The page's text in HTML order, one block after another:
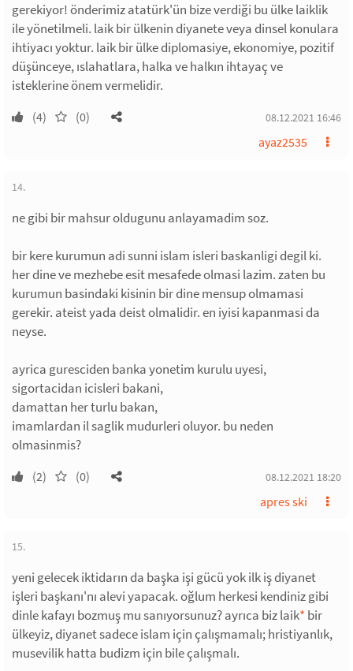
gerekiyor! önderimiz atatürk'ün bize verdiği bu ülke laiklik
ile yönetilmeli. laik bir ülkenin diyanete veya dinsel konulara
ihtiyacı yoktur. laik bir ülke diplomasiye, ekonomiye, pozitif
düşünceye, ıslahatlara, halka ve halkın ihtayaç ve
isteklerine önem vermelidir.
(4) (0) 08.12.2021 16:46
ayaz2535
14.
ne gibi bir mahsur oldugunu anlayamadim soz.
bir kere kurumun adi sunni islam isleri baskanligi degil ki.
her dine ve mezhebe esit mesafede olmasi lazim. zaten bu
kurumun basindaki kisinin bir dine mensup olmamasi
gerekir. ateist yada deist olmalidir. en iyisi kapanmasi da
neyse.
ayrica guresciden banka yonetim kurulu uyesi,
sigortacidan icisleri bakani,
damattan her turlu bakan,
imamlardan il saglik mudurleri oluyor. bu neden
olmasinmis?
(2) (0) 08.12.2021 18:20
apres ski
15.
yeni gelecek iktidarın da başka işi gücü yok ilk iş diyanet
işleri başkanı'nı alevi yapacak. oğlum herkesi kendiniz gibi
dinle kafayı bozmuş mu sanıyorsunuz? ayrıca biz laik* bir
ülkeyiz, diyanet sadece islam için çalışmamalı; hristiyanlık,
musevilik hatta budizm için bile çalışmalı.